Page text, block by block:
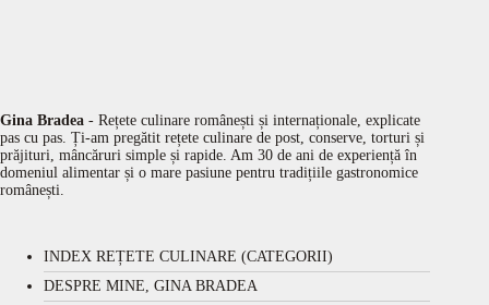
Gina Bradea - Rețete culinare românești și internaționale, explicate
pas cu pas. Ți-am pregătit rețete culinare de post, conserve, torturi și
prăjituri, mâncăruri simple și rapide. Am 30 de ani de experiență în
domeniul alimentar și o mare pasiune pentru tradițiile gastronomice
românești.
INDEX REȚETE CULINARE (CATEGORII)
DESPRE MINE, GINA BRADEA